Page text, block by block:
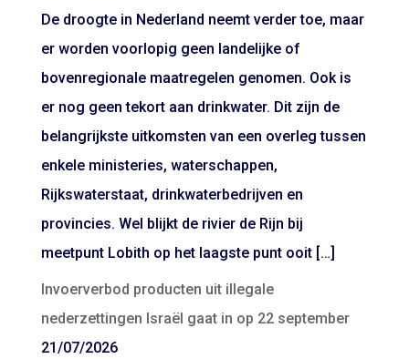
De droogte in Nederland neemt verder toe, maar
er worden voorlopig geen landelijke of
bovenregionale maatregelen genomen. Ook is
er nog geen tekort aan drinkwater. Dit zijn de
belangrijkste uitkomsten van een overleg tussen
enkele ministeries, waterschappen,
Rijkswaterstaat, drinkwaterbedrijven en
provincies. Wel blijkt de rivier de Rijn bij
meetpunt Lobith op het laagste punt ooit […]
Invoerverbod producten uit illegale
nederzettingen Israël gaat in op 22 september
21/07/2026